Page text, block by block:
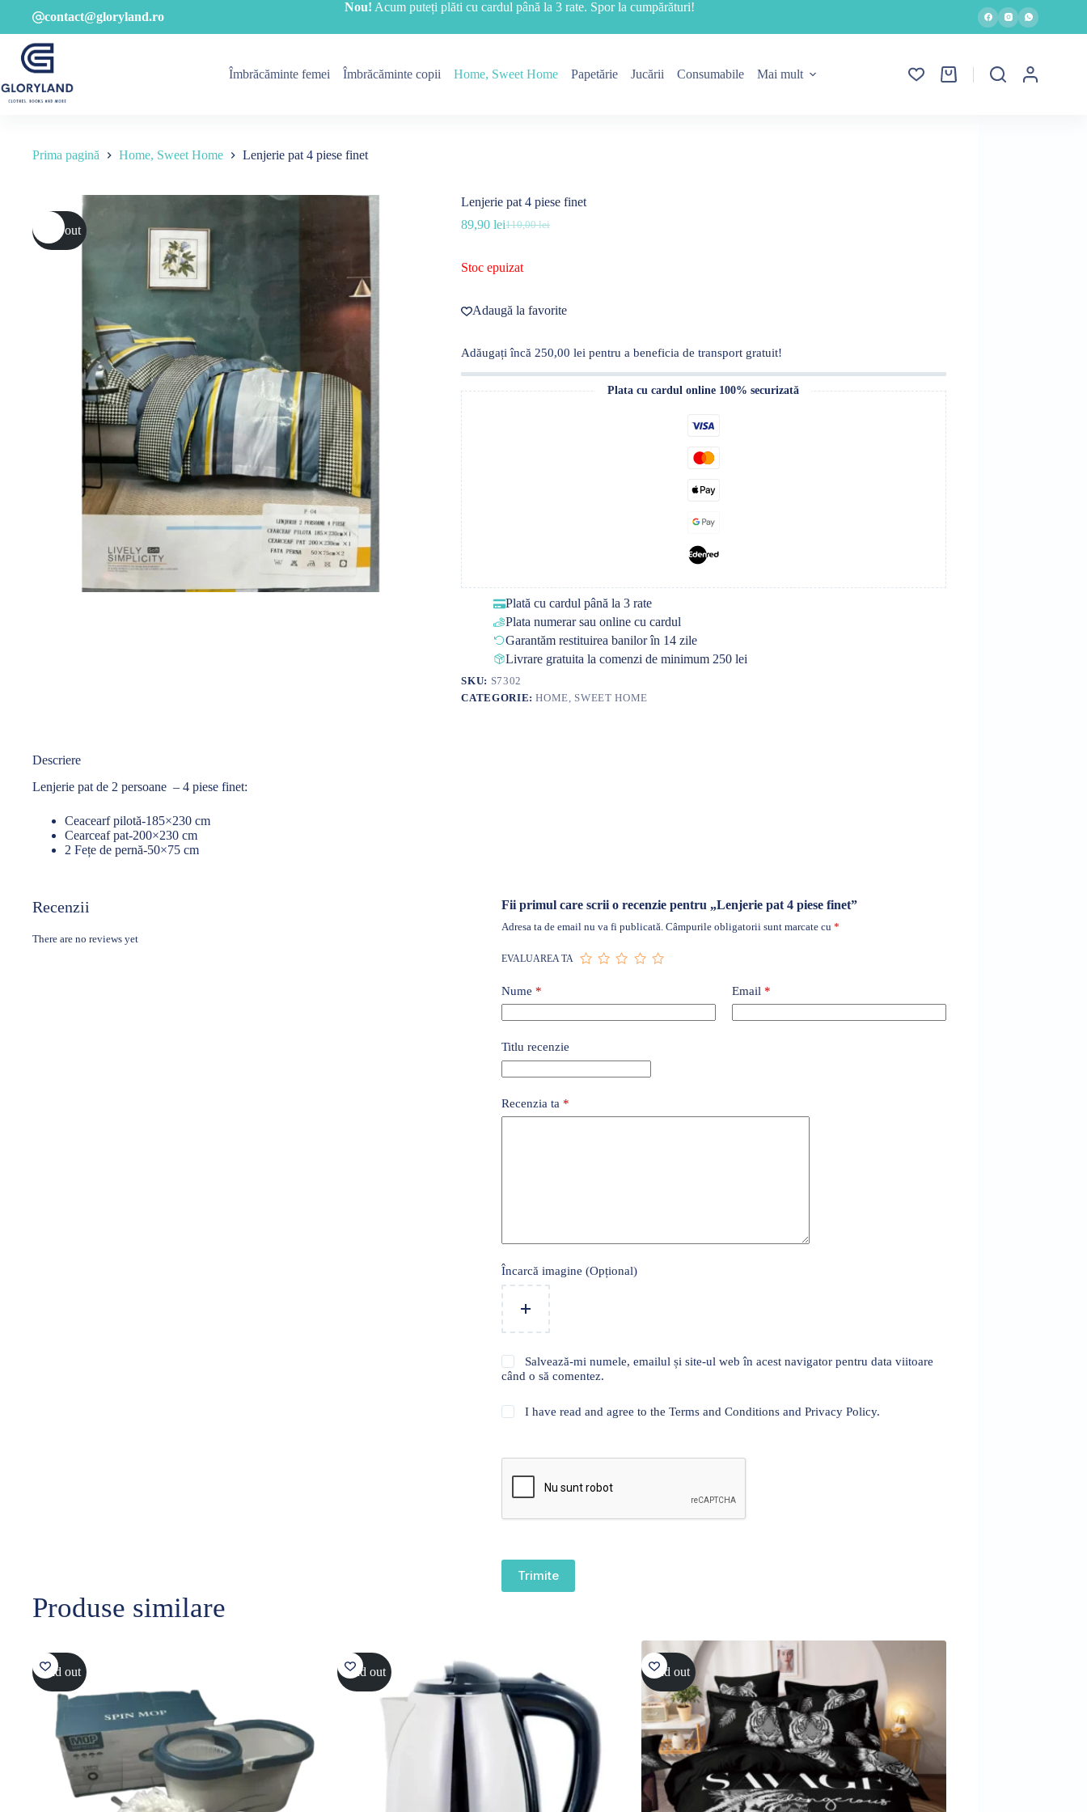
conținut
contact@gloryland.ro
Nou! Acum puteți plăti cu cardul până la 3 rate. Spor la cumpărături!
Îmbrăcăminte femei Îmbrăcăminte copii Home, Sweet Home Papetărie Jucării Consumabile Mai mult
Coș
Prima pagină Home, Sweet Home Lenjerie pat 4 piese finet
Sold out
Lenjerie pat 4 piese finet
110,00lei
Prețul
a
fost:
89,90leiPrețul
este:
89,90 lei.
Stoc epuizat
Adaugă la favorite
Adăugați încă250,00lei pentru a beneficia de transport gratuit!
Plata cu cardul online 100% securizată
Plată cu cardul până la 3 rate
Plata numerar sau online cu cardul
Garantăm restituirea banilor în 14 zile
Livrare gratuita la comenzi de minimum 250 lei
SKU: S7302
CATEGORIE:HOME, SWEET HOME
Descriere
Lenjerie pat de 2 persoane – 4 piese finet:
Ceacearf pilotă-185×230 cm
Cearceaf pat-200×230 cm
2 Fețe de pernă-50×75 cm
Recenzii
There are no reviews yet
Fii primul care scrii o recenzie pentru „Lenjerie pat 4 piese finet”
Adresa ta de email nu va fi publicată. Câmpurile obligatorii sunt marcate cu *
EVALUAREA TA
Nume * Email *
Titlu recenzie
Recenzia ta *
Încarcă imagine (Opțional)
Salvează-mi numele, emailul și site-ul web în acest navigator pentru data viitoare
când o să comentez.
I have read and agree to the Terms and Conditions and Privacy Policy.
Trimite
Produse similare
Sold out Sold out Sold out